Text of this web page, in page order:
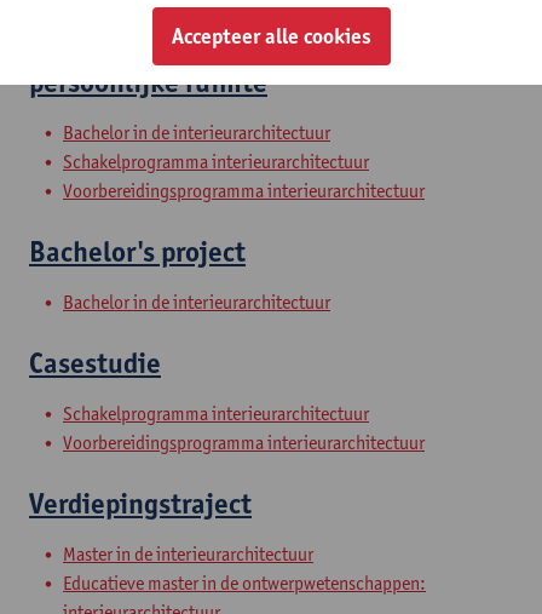
Ontwerpstudio 4: interieur als
persoonlijke ruimte
Bachelor in de interieurarchitectuur
Schakelprogramma interieurarchitectuur
Voorbereidingsprogramma interieurarchitectuur
Bachelor's project
Bachelor in de interieurarchitectuur
Casestudie
Schakelprogramma interieurarchitectuur
Voorbereidingsprogramma interieurarchitectuur
Verdiepingstraject
Master in de interieurarchitectuur
Educatieve master in de ontwerpwetenschappen:
Accepteer alle cookies